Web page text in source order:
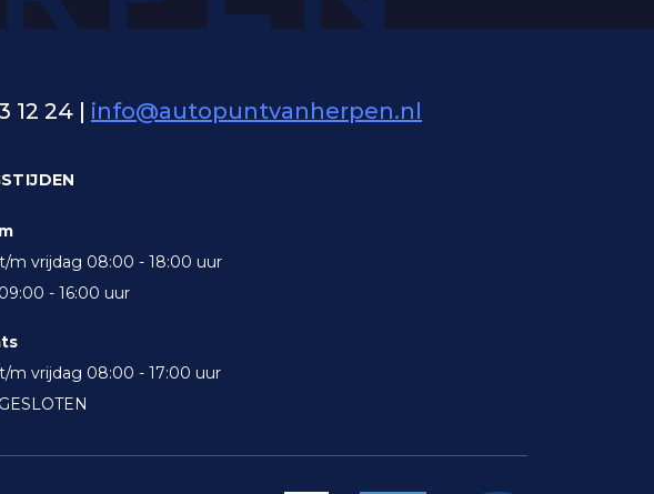
12 24 | info@autopuntvanherpen.nl
m vrijdag 08:00 - 18:00 uur
- 16:00 uur
m vrijdag 08:00 - 17:00 uur